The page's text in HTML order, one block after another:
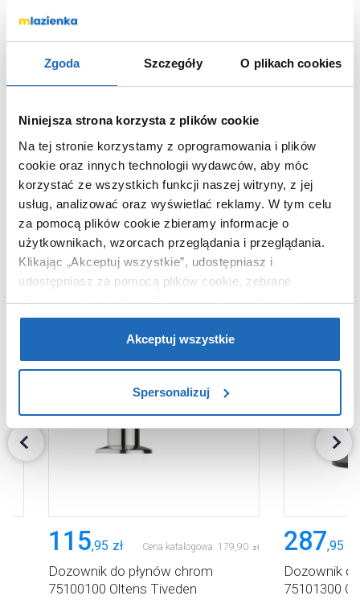
Zgoda Szczegóły O plikach cookies
Niniejsza strona korzysta z plików cookie
Na tej stronie korzystamy z oprogramowania i plików
cookie oraz innych technologii wydawców, aby móc
korzystać ze wszystkich funkcji naszej witryny, z jej
usług, analizować oraz wyświetlać reklamy. W tym celu
za pomocą plików cookie zbieramy informacje o
użytkownikach, wzorcach przeglądania i przeglądania.
Klikając „Akceptuj wszystkie”, udostępniasz i
udostępniasz za pomocą plików cookie, zebrane
informacje dla użytkowników zewnętrznych, a także nasi
partnerzy reklamowi.Jeśli chcesz, włącz „Tylko
wymagane pliki cookie”.Pamiętaj jednak, że
zablokowane niektóre pliki cookie mogą mieć wpływ na
Aby uzyskać więcej informacji na temat plików plików
cookie, kliknij „Ustawienia plików cookie”.
Jeśli chcesz
Akceptuj wszystkie
Spersonalizuj
Głębokość komory
głównej
Kod EAN
5904310991315
Wymiary z
52 x 30 x 73 cm
Waga z opakowaniem
13,00 kg
Dane producenta
Zobacz
WARTO DOKUPIĆ
115,95 zł Cena katalogowa: 179,90 zł
Dozownik do płynów chrom
75100100 Oltens Tiveden
287,95
Dozownik
75101300